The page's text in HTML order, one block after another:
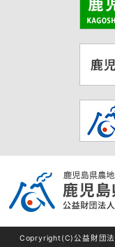
Copryright(C)公益財団